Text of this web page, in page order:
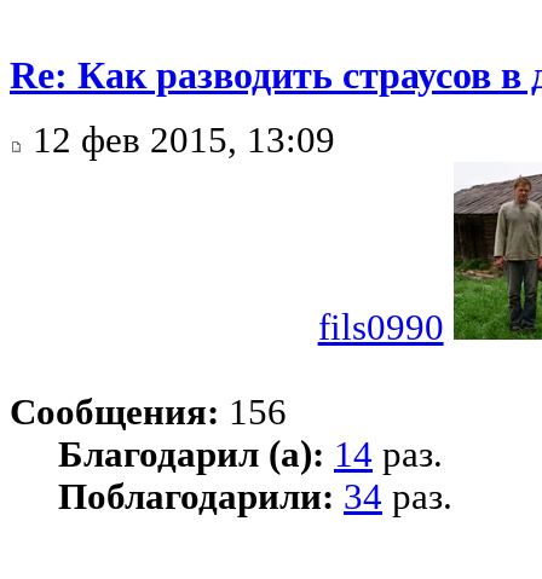
Re: Как разводить страусов
12 фев 2015, 13:09
fils0990
Сообщения: 156
Благодарил (а): 14 раз.
Поблагодарили: 34 раз.